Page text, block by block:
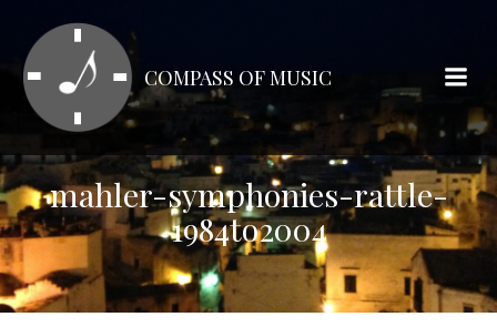
テ
ン
ツ
ス
キ
ッ
プ
COMPASS OF MUSIC
mahler-symphonies-rattle-
1984to2004